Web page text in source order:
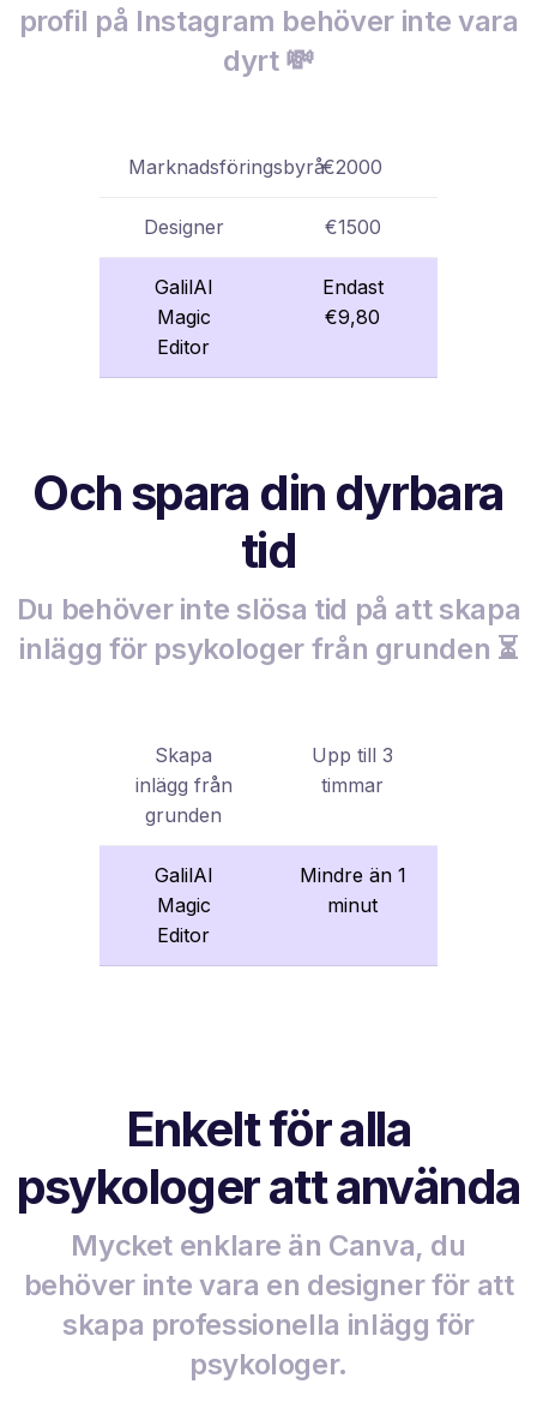
profil på Instagram behöver inte vara
dyrt 💸
Marknadsföringsbyrå€2000
Designer €1500
GalilAI
Magic
Editor
Endast
€9,80
Och spara din dyrbara
tid
Du behöver inte slösa tid på att skapa
inlägg för psykologer från grunden ⏳
Skapa
inlägg från
grunden
Upp till 3
timmar
GalilAI
Magic
Editor
Mindre än 1
minut
Enkelt för alla
psykologer att använda
Mycket enklare än Canva, du
behöver inte vara en designer för att
skapa professionella inlägg för
psykologer.